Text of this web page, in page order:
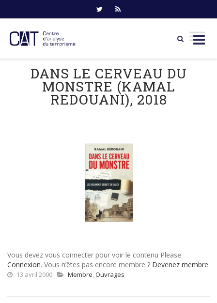
DANS LE CERVEAU DU
MONSTRE (KAMAL
REDOUANI), 2018
Vous devez vous connecter pour voir le contenu Please
Connexion. Vous n’êtes pas encore membre ? Devenez membre
13 avril 2000 Membre, Ouvrages